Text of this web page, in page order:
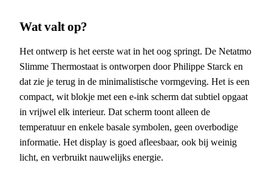
Wat valt op?
Het ontwerp is het eerste wat in het oog springt. De Netatmo
Slimme Thermostaat is ontworpen door Philippe Starck en
dat zie je terug in de minimalistische vormgeving. Het is een
compact, wit blokje met een e-ink scherm dat subtiel opgaat
in vrijwel elk interieur. Dat scherm toont alleen de
temperatuur en enkele basale symbolen, geen overbodige
informatie. Het display is goed afleesbaar, ook bij weinig
licht, en verbruikt nauwelijks energie.